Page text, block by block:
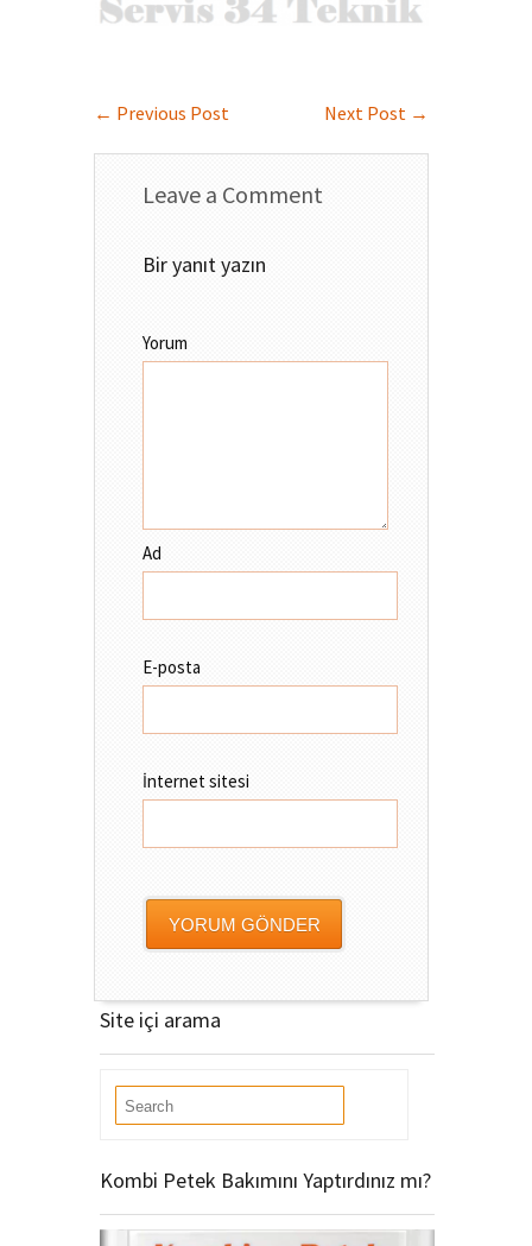
← Previous Post Next Post →
Leave a Comment
Bir yanıt yazın
Yorum
Ad
E-posta
İnternet sitesi
Site içi arama
Kombi Petek Bakımını Yaptırdınız mı?